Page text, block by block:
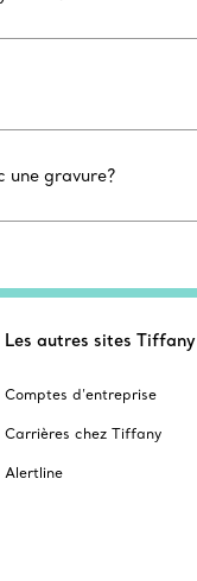
une gravure?
Les autres sites Tiffany
Comptes d’entreprise
Carrières chez Tiffany
Alertline